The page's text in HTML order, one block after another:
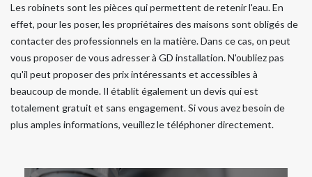
Les robinets sont les pièces qui permettent de retenir l'eau. En
effet, pour les poser, les propriétaires des maisons sont obligés de
contacter des professionnels en la matière. Dans ce cas, on peut
vous proposer de vous adresser à GD installation. N'oubliez pas
qu'il peut proposer des prix intéressants et accessibles à
beaucoup de monde. Il établit également un devis qui est
totalement gratuit et sans engagement. Si vous avez besoin de
plus amples informations, veuillez le téléphoner directement.